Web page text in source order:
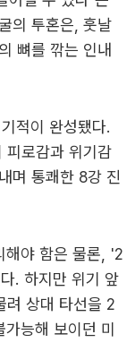
의 투혼은, 훗날
뼈를 깎는 인내
적이 완성됐다.
피로감과 위기감
며 통쾌한 8강 진
해야 함은 물론, '2
. 하지만 위기 앞
려 상대 타선을 2
능해 보이던 미